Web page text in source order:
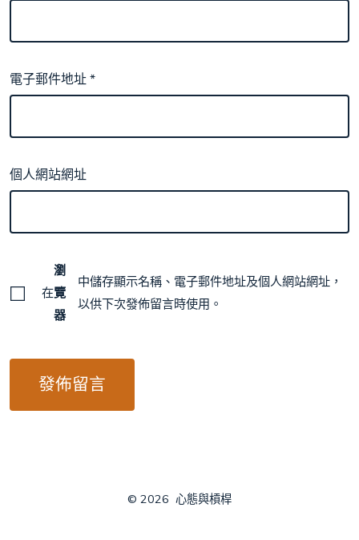
電子郵件地址*
個人網站網址
在
瀏
覽
器
中儲存顯示名稱、電子郵件地址及個人網站網址，
以供下次發佈留言時使用。
© 2026 心態與槓桿